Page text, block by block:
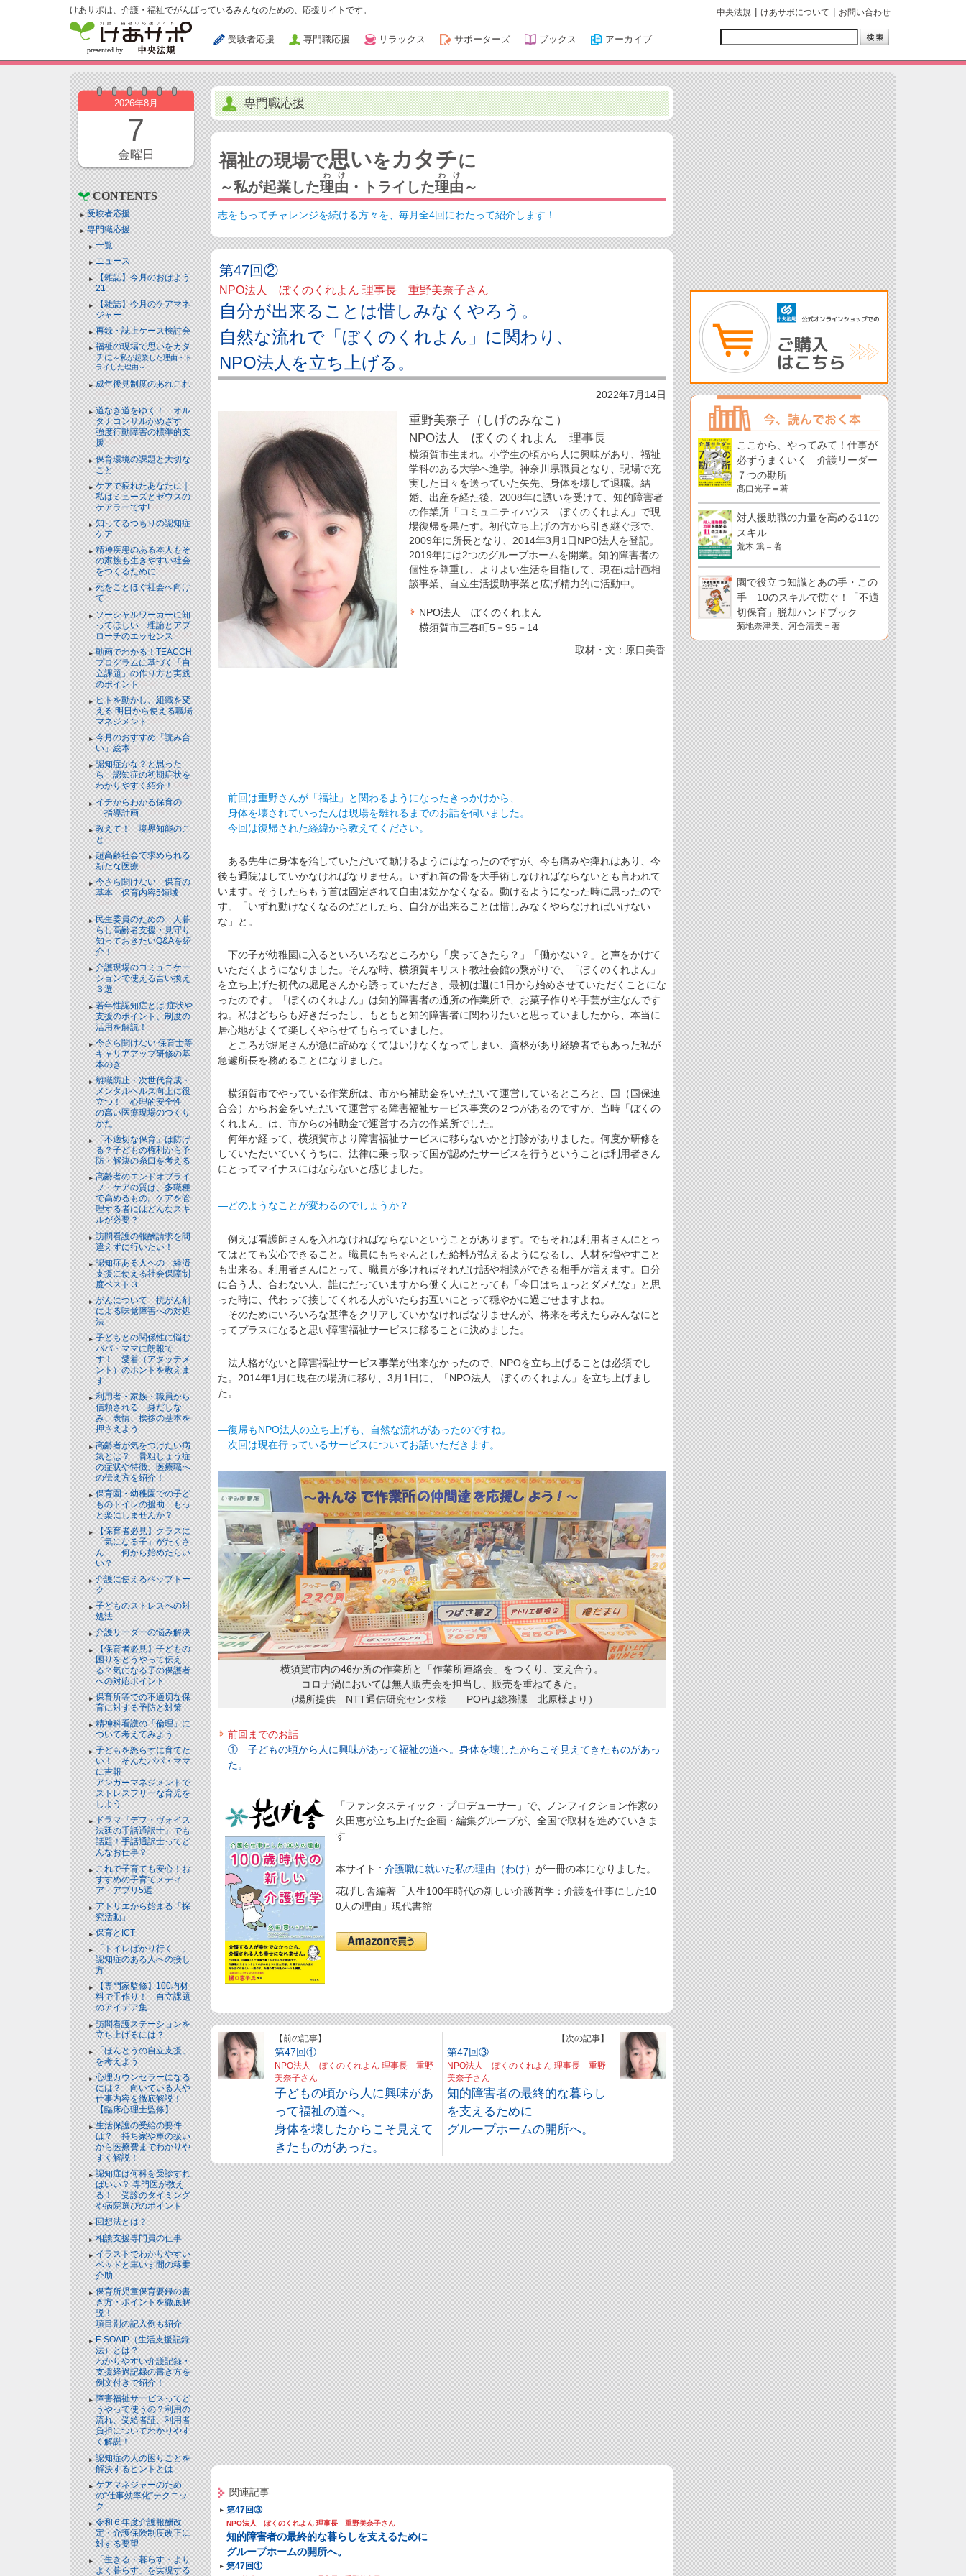
けあサポは、介護・福祉でがんばっているみんなのための、応援サイトです。
受験者応援 専門職応援 リラックス サポーターズ ブックス アーカイブ
中央法規 けあサポについて お問い合わせ
2026年8月
7
金曜日
CONTENTS
受験者応援
専門職応援
一覧
ニュース
【雑誌】今月のおはよう
21
【雑誌】今月のケアマネ
ジャー
再録・誌上ケース検討会
福祉の現場で思いをカタ
チに～私が起業した理由・ト
ライした理由～
成年後見制度のあれこれ
NEW!
道なき道をゆく！ オル
タナコンサルがめざす
強度行動障害の標準的支
援NEW!
保育環境の課題と大切な
ことNEW!
ケアで疲れたあなたに｜
私はミューズとゼウスの
ケアラーです!NEW!
知ってるつもりの認知症
ケアNEW!
精神疾患のある本人もそ
の家族も生きやすい社会
をつくるためにNEW!
死をことほぐ社会へ向け
てNEW!
ソーシャルワーカーに知
ってほしい 理論とアプ
ローチのエッセンスNEW!
動画でわかる！TEACCH
プログラムに基づく「自
立課題」の作り方と実践
のポイントNEW!
ヒトを動かし、組織を変
える 明日から使える職場
マネジメントNEW!
今月のおすすめ「読み合
い」絵本NEW!
認知症かな？と思った
ら 認知症の初期症状を
わかりやすく紹介！NEW!
イチからわかる保育の
「指導計画」NEW!
教えて！ 境界知能のこ
とNEW!
超高齢社会で求められる
新たな医療NEW!
今さら聞けない 保育の
基本 保育内容5領域
NEW!
民生委員のための一人暮
らし高齢者支援・見守り
知っておきたいQ&Aを紹
介！NEW!
介護現場のコミュニケー
ションで使える言い換え
３選NEW!
若年性認知症とは 症状や
支援のポイント、制度の
活用を解説！NEW!
今さら聞けない 保育士等
キャリアアップ研修の基
本のき
離職防止・次世代育成・
メンタルヘルス向上に役
立つ！「心理的安全性」
の高い医療現場のつくり
かた
「不適切な保育」は防げ
る？子どもの権利から予
防・解決の糸口を考える
高齢者のエンドオブライ
フ・ケアの質は、多職種
で高めるもの。ケアを管
理する者にはどんなスキ
ルが必要？
訪問看護の報酬請求を間
違えずに行いたい！
認知症ある人への 経済
支援に使える社会保障制
度ベスト３
がんについて 抗がん剤
による味覚障害への対処
法
子どもとの関係性に悩む
パパ・ママに朗報で
す！ 愛着（アタッチメ
ント）のホントを教えま
す
利用者・家族・職員から
信頼される 身だしな
み、表情、挨拶の基本を
押さえよう
高齢者が気をつけたい病
気とは？ 骨粗しょう症
の症状や特徴、医療職へ
の伝え方を紹介！
保育園・幼稚園での子ど
ものトイレの援助 もっ
と楽にしませんか？
【保育者必見】クラスに
「気になる子」がたくさ
ん… 何から始めたらい
い？
介護に使えるペップトー
ク
子どものストレスへの対
処法
介護リーダーの悩み解決
【保育者必見】子どもの
困りをどうやって伝え
る？気になる子の保護者
への対応ポイント
保育所等での不適切な保
育に対する予防と対策
精神科看護の「倫理」に
ついて考えてみよう
子どもを怒らずに育てた
い！ そんなパパ・ママ
に吉報
アンガーマネジメントで
ストレスフリーな育児を
しよう
ドラマ『デフ・ヴォイス
法廷の手話通訳士』でも
話題！手話通訳士ってど
んなお仕事？
これで子育ても安心！お
すすめの子育てメディ
ア・アプリ5選
アトリエから始まる「探
究活動」
保育とICT
「トイレばかり行く…」
認知症のある人への接し
方
【専門家監修】100均材
料で手作り！ 自立課題
のアイデア集
訪問看護ステーションを
立ち上げるには？
「ほんとうの自立支援」
を考えよう
心理カウンセラーになる
には？ 向いている人や
仕事内容を徹底解説！
【臨床心理士監修】
生活保護の受給の要件
は？ 持ち家や車の扱い
から医療費までわかりや
すく解説！
認知症は何科を受診すれ
ばいい？ 専門医が教え
る！ 受診のタイミング
や病院選びのポイント
回想法とは？
相談支援専門員の仕事
イラストでわかりやすい
ベッドと⾞いす間の移乗
介助
保育所児童保育要録の書
き方・ポイントを徹底解
説！
項目別の記入例も紹介
F-SOAIP（生活支援記録
法）とは？
わかりやすい介護記録・
支援経過記録の書き方を
例文付きで紹介！
障害福祉サービスってど
うやって使うの？利用の
流れ、受給者証、利用者
負担についてわかりやす
く解説！
認知症の人の困りごとを
解決するヒントとは
ケアマネジャーのため
の“仕事効率化”テクニッ
ク
令和６年度介護報酬改
定・介護保険制度改正に
対する要望
「生きる・暮らす・より
よく暮らす」を実現する
専門職応援
福祉の現場で思いを カタチに
～私が起業した理由
わけ
・トライした理由
わけ
～
志をもってチャレンジを続ける方々を、毎月全4回にわたって紹介します！
第47回②
NPO法人 ぼくのくれよん 理事長 重野美奈子さん
自分が出来ることは惜しみなくやろう。
自然な流れで「ぼくのくれよん」に関わり、
NPO法人を立ち上げる。
2022年7月14日
重野美奈子（しげのみなこ）
NPO法人 ぼくのくれよん 理事長
横須賀市生まれ。小学生の頃から人に興味があり、福祉
学科のある大学へ進学。神奈川県職員となり、現場で充
実した日々を送っていた矢先、身体を壊して退職。結
婚、出産を経た後、2008年に誘いを受けて、知的障害者
の作業所「コミュニティハウス ぼくのくれよん」で現
場復帰を果たす。初代立ち上げの方から引き継ぐ形で、
2009年に所長となり、2014年3月1日NPO法人を登記。
2019年には2つのグループホームを開業。知的障害者の
個性を尊重し、よりよい生活を目指して、現在は計画相
談事業、自立生活援助事業と広げ精力的に活動中。
NPO法人 ぼくのくれよん
横須賀市三春町5－95－14
取材・文：原口美香
―前回は重野さんが「福祉」と関わるようになったきっかけから、
身体を壊されていったんは現場を離れるまでのお話を伺いました。
今回は復帰された経緯から教えてください。
ある先生に身体を治していただいて動けるようにはなったのですが、今も痛みや痺れはあり、今
後も通院はしていかなければなりません。いずれ首の骨を大手術しなければならないとも言われて
います。そうしたらもう首は固定されて自由は効かなくなる。動けるようになった時に思ったので
す。「いずれ動けなくなるのだとしたら、自分が出来ることは惜しみなくやらなければいけない
な」と。
下の子が幼稚園に入るといろいろなところから「戻ってきたら？」「働かない？」と声をかけて
いただくようになりました。そんな時、横須賀キリスト教社会館の繋がりで、「ぼくのくれよん」
を立ち上げた初代の堀尾さんから誘っていただき、最初は週に1日から始めさせていただくことにな
ったのです。「ぼくのくれよん」は知的障害者の通所の作業所で、お菓子作りや手芸が主なんです
ね。私はどちらも好きだったし、もともと知的障害者に関わりたいと思っていましたから、本当に
居心地がよくて楽しくやらせてもらっていました。
ところが堀尾さんが急に辞めなくてはいけなくなってしまい、資格があり経験者でもあった私が
急遽所長を務めることになりました。
横須賀市でやっている作業所は、市から補助金をいただいて運営しているところと、国（国保連
合会）からお金をいただいて運営する障害福祉サービス事業の２つがあるのですが、当時「ぼくの
くれよん」は、市からの補助金で運営する方の作業所でした。
何年か経って、横須賀市より障害福祉サービスに移らないかと打診がありました。何度か研修を
していただいていくうちに、法律に乗っ取って国が認めたサービスを行うということは利用者さん
にとってマイナスにはならないと感じました。
―どのようなことが変わるのでしょうか？
例えば看護師さんを入れなければならないということがあります。でもそれは利用者さんにとっ
てはとても安心できること。職員にもちゃんとした給料が払えるようになるし、人材を増やすこと
も出来る。利用者さんにとって、職員が多ければそれだけ話や相談ができる相手が増えます。自分
に合う人、合わない人、誰にだっていますから働く人にとっても「今日はちょっとダメだな」と思
った時に、代わって接してくれる人がいたらお互いにとって穏やかに過ごせますよね。
そのためにいろいろな基準をクリアしていかなければなりませんが、将来を考えたらみんなにと
ってプラスになると思い障害福祉サービスに移ることに決めました。
法人格がないと障害福祉サービス事業が出来なかったので、NPOを立ち上げることは必須でし
た。2014年1月に現在の場所に移り、3月1日に、「NPO法人 ぼくのくれよん」を立ち上げまし
た。
―復帰もNPO法人の立ち上げも、自然な流れがあったのですね。
次回は現在行っているサービスについてお話いただきます。
横須賀市内の46か所の作業所と「作業所連絡会」をつくり、支え合う。
コロナ渦においては無人販売会を担当し、販売を重ねてきた。
（場所提供 NTT通信研究センタ様 POPは総務課 北原様より）
前回までのお話
① 子どもの頃から人に興味があって福祉の道へ。身体を壊したからこそ見えてきたものがあっ
た。
「ファンタスティック・プロデューサー」で、ノンフィクション作家の
久田恵が立ち上げた企画・編集グループが、全国で取材を進めていきま
す
本サイト :介護職に就いた私の理由（わけ）が一冊の本になりました。
花げし舎編著「人生100年時代の新しい介護哲学：介護を仕事にした10
0人の理由」現代書館
【前の記事】
第47回①
NPO法人 ぼくのくれよん 理事長 重野
美奈子さん
子どもの頃から人に興味があ
って福祉の道へ。
身体を壊したからこそ見えて
きたものがあった。
【次の記事】
第47回③
NPO法人 ぼくのくれよん 理事長 重野
美奈子さん
知的障害者の最終的な暮らし
を支えるために
グループホームの開所へ。
関連記事
第47回③
NPO法人 ぼくのくれよん 理事長 重野美奈子さん
知的障害者の最終的な暮らしを支えるために
グループホームの開所へ。
第47回①
ここから、やってみて！仕事が
必ずうまくいく 介護リーダー
７つの勘所
髙口光子＝著
対人援助職の力量を高める11の
スキル
荒木 篤＝著
園で役立つ知識とあの手・この
手 10のスキルで防ぐ！「不適
切保育」脱却ハンドブック
菊地奈津美、河合清美＝著